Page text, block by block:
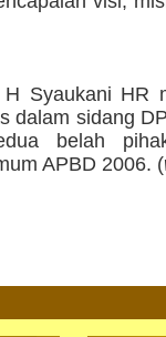
Syaukani HR
dalam sidang
belah
APBD 2006. (